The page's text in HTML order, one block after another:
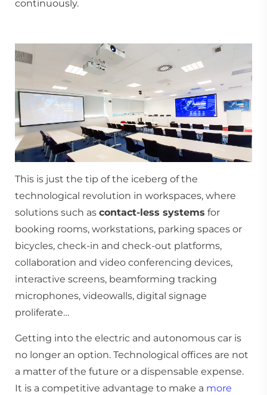
continuously.
This is just the tip of the iceberg of the
technological revolution in workspaces, where
solutions such as contact-less systems for
booking rooms, workstations, parking spaces or
bicycles, check-in and check-out platforms,
collaboration and video conferencing devices,
interactive screens, beamforming tracking
microphones, videowalls, digital signage
proliferate…
Getting into the electric and autonomous car is
no longer an option. Technological offices are not
a matter of the future or a dispensable expense.
It is a competitive advantage to make a more